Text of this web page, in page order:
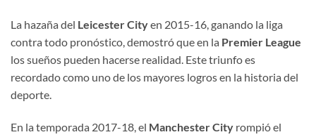
La hazaña del Leicester Cityen 2015-16, ganando la liga
contra todo pronóstico, demostró que en la Premier League
los sueños pueden hacerse realidad. Este triunfo es
recordado como uno de los mayores logros en la historia del
deporte.
En la temporada 2017-18, el Manchester City rompió el